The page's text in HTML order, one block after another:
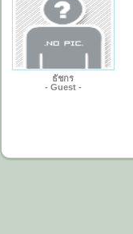
ธัชกร
- Guest -